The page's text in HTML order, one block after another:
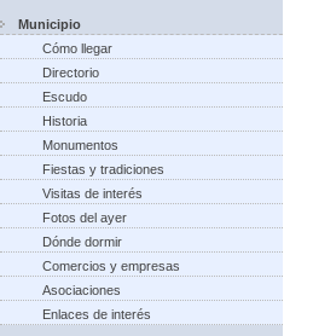
Municipio
Cómo llegar
Directorio
Escudo
Historia
Monumentos
Fiestas y tradiciones
Visitas de interés
Fotos del ayer
Dónde dormir
Comercios y empresas
Asociaciones
Enlaces de interés